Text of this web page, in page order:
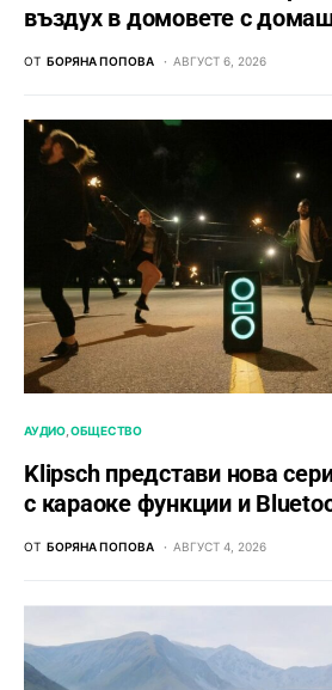
въздух в домовете с
ОТ БОРЯНА ПОПОВА АВГУСТ 6, 2026
АУДИО ОБЩЕСТВО
Klipsch представи нова
с караоке функции и
ОТ БОРЯНА ПОПОВА АВГУСТ 4, 2026